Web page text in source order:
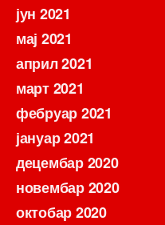
јун 2021
мај 2021
април 2021
март 2021
фебруар 2021
јануар 2021
децембар 2020
новембар 2020
октобар 2020